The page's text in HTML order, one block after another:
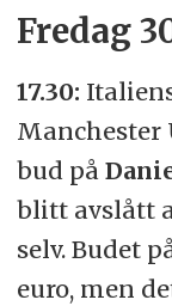
Fredag
17.30:
Manchester
bud på
blitt avslått
selv. Budet
euro, men